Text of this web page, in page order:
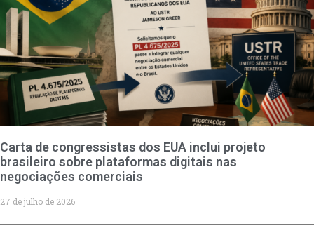
Carta de congressistas dos EUA inclui projeto
brasileiro sobre plataformas digitais nas
negociações comerciais
27 de julho de 2026